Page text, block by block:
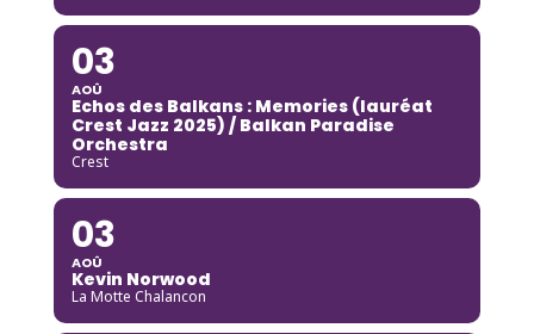
03
AOÛ
Echos des Balkans : Memories (lauréat
Crest Jazz 2025) / Balkan Paradise
Orchestra
Crest
03
AOÛ
Kevin Norwood
La Motte Chalancon